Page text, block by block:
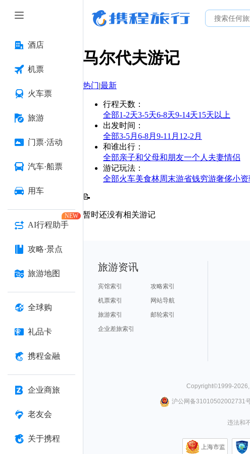
酒店
机票
火车票
旅游
门票·活动
汽车·船票
用车
AI行程助手
NEW
攻略·景点
旅游地图
全球购
礼品卡
携程金融
企业商旅
老友会
关于携程
马尔代夫游记
热门|最新
行程天数 ：
全部1-2天3-5天6-8天9-14天15天以上
出发时间 ：
全部3-5月 6-8月 9-11月 12-2月
和谁出行 ：
全部亲子和父母和朋友一个人 夫妻情侣
游记玩法 ：
全部火车美食林周末游省钱穷游奢侈小资
📝
暂时还没有相关游记
旅游资讯
宾馆索引
攻略索引
机票索引
网站导航
旅游索引
邮轮索引
企业差旅索引
Copyright©1999-2026,
沪公网备31010502002731
违法和
上海市监